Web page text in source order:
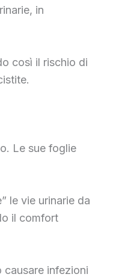
in
così il rischio di
Le sue foglie
le vie urinarie da
il comfort
causare infezioni